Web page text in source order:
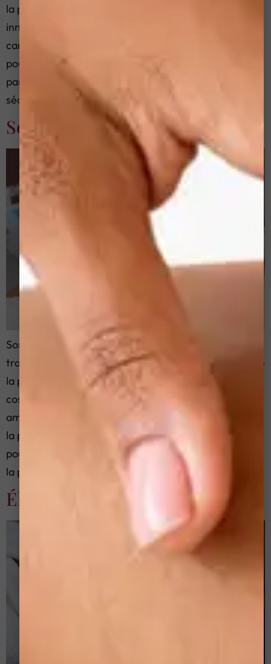
la peau La Carboxythérapie est une procédure
innovante qui combine l’utilisation de dioxyde de
carbone (CO2) avec des masques en tissu et des gels
pour obtenir un maximum d’effets. Cette méthode est
particulièrement efficace pour le traitement de la
sécheresse […]
Sonophorèse
Sonophorèse: La puissance des ultrasons pour le
traitement de la sécheresse et de la desquamation de
la peau La Sonophorèse est une procédure
cosmétique qui utilise des ondes ultrasonores pour
améliorer la pénétration des agents hydratants dans
la peau. Cette méthode est particulièrement efficace
pour maintenir l’hydratation et l’apparence saine de
la peau, ce qui […]
Électroporation